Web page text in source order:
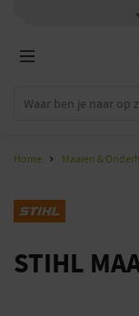
Home Maaien &
STIHL